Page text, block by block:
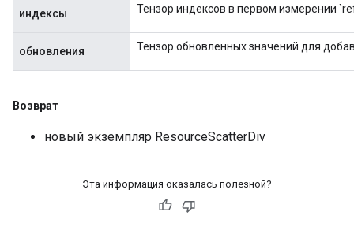
индексы Тензор индексов в первом измерении
обновления Тензор обновленных значений для
Возврат
новый экземпляр ResourceScatterDiv
Эта информация оказалась полезной?